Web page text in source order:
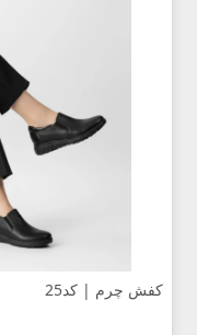
کفش چرم | کد25